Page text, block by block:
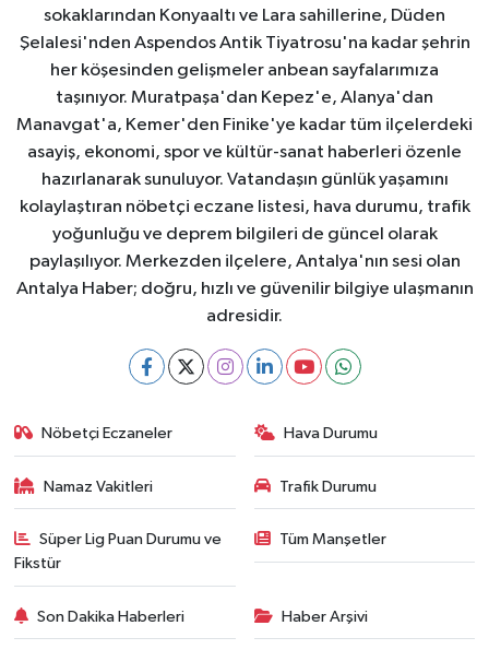
sokaklarından Konyaaltı ve Lara sahillerine, Düden
Şelalesi'nden Aspendos Antik Tiyatrosu'na kadar şehrin
her köşesinden gelişmeler anbean sayfalarımıza
taşınıyor. Muratpaşa'dan Kepez'e, Alanya'dan
Manavgat'a, Kemer'den Finike'ye kadar tüm ilçelerdeki
asayiş, ekonomi, spor ve kültür-sanat haberleri özenle
hazırlanarak sunuluyor. Vatandaşın günlük yaşamını
kolaylaştıran nöbetçi eczane listesi, hava durumu, trafik
yoğunluğu ve deprem bilgileri de güncel olarak
paylaşılıyor. Merkezden ilçelere, Antalya'nın sesi olan
Antalya Haber; doğru, hızlı ve güvenilir bilgiye ulaşmanın
adresidir.
Nöbetçi Eczaneler Hava Durumu
Namaz Vakitleri Trafik Durumu
Süper Lig Puan Durumu ve
Fikstür
Tüm Manşetler
Son Dakika Haberleri Haber Arşivi